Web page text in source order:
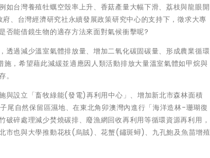
台灣養殖牡蠣空殼率上升、香菇產量大幅下滑、荔枝與龍眼開
、台灣經濟研究社永續發展政策研究中心的支持下，徵求大專
否能借鏡生物的適存方法來面對氣候衝擊呢?
過減少溫室氣體排放量、增加二氧化碳固碳量、形成農業循環
，希望藉此減緩並適應因人類活動排放大量溫室氣體如甲烷與
。
與設立「畜牧綠能(發電)再利用中心」、增加新北市森林面積
自然保留區濕地、在東北角卯澳灣內進行「海洋造林-珊瑚復
碎處理減少焚燒碳排、廢漁網回收再利用等循環資源再利用，
市也與大學推動花枝(烏賊)、花蟹(鏽斑蟳)、九孔鮑及魚苗增殖